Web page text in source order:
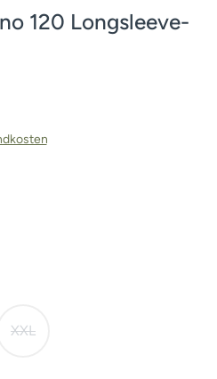
120 Longsleeve-
verfügbar.)
XXL
(Diese Option ist zurzeit nicht